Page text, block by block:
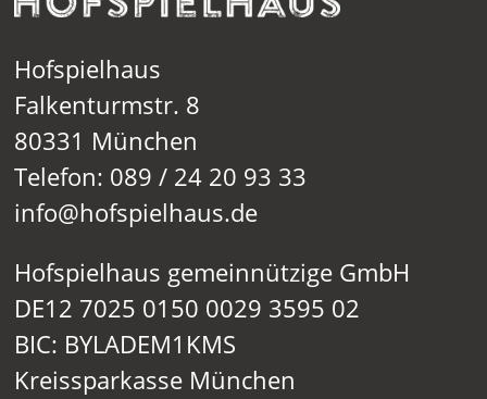
Hofspielhaus
Falkenturmstr. 8
80331 München
Telefon: 089 / 24 20 93 33
info@hofspielhaus.de
Hofspielhaus gemeinnützige GmbH
DE12 7025 0150 0029 3595 02
BIC: BYLADEM1KMS
Kreissparkasse München